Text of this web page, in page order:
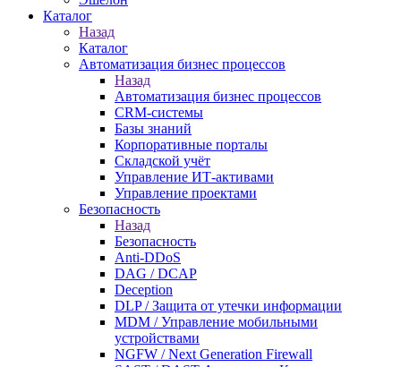
Каталог
Назад
Каталог
Автоматизация бизнес процессов
Назад
Автоматизация бизнес процессов
CRM-системы
Базы знаний
Корпоративные порталы
Складской учёт
Управление ИТ-активами
Управление проектами
Безопасность
Назад
Безопасность
Anti-DDoS
DAG / DCAP
Deception
DLP / Защита от утечки информации
MDM / Управление мобильными
устройствами
NGFW / Next Generation Firewall